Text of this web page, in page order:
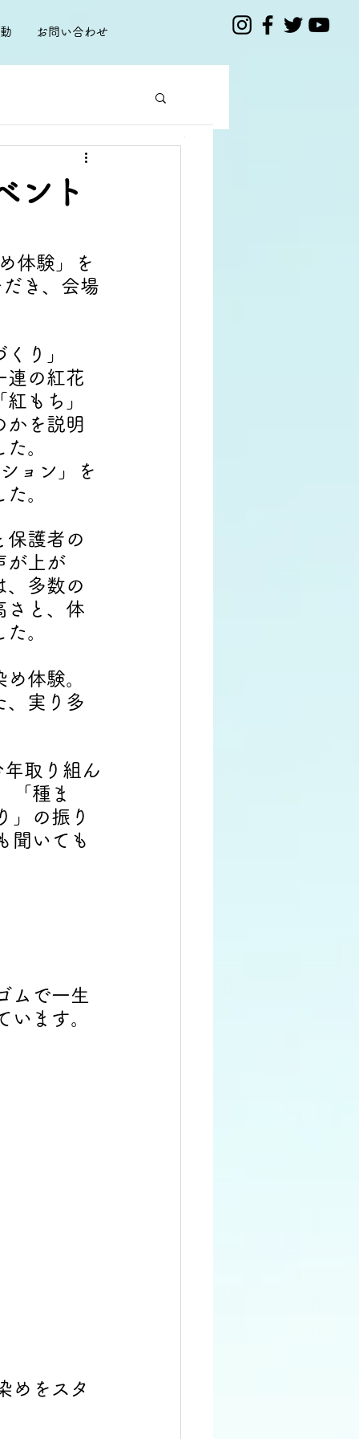
お問い合わせ
ント
体験」を
き、会場
り」
連の紅花
もち」
かを説明
。
ョン」を
。
護者の
が上が
、多数の
さと、体
。
体験。
、実り多
取り組ん
「種ま
」の振り
聞いても
ムで一生
います。
めをスタ
12日㈰に紅花×山形新幹線×よねざわ紅花
町撮影会を開催します。
紅花プロジェクト
7月2日
読了時間: 1分